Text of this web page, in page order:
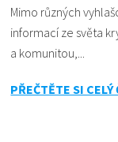
Mimo různých
informací ze světa
a komunitou,...
PŘEČTĚTE SI CELÝ